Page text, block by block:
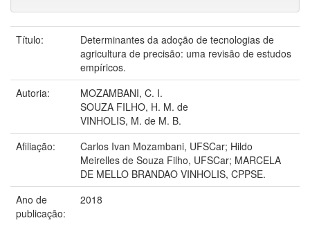
Título:
Determinantes da adoção de tecnologias de
agricultura de precisão: uma revisão de estudos
empíricos.
Autoria:
MOZAMBANI, C. I.
SOUZA FILHO, H. M. de
VINHOLIS, M. de M. B.
Afiliação:
Carlos Ivan Mozambani, UFSCar; Hildo
Meirelles de Souza Filho, UFSCar; MARCELA
DE MELLO BRANDAO VINHOLIS, CPPSE.
Ano de
publicação:
2018